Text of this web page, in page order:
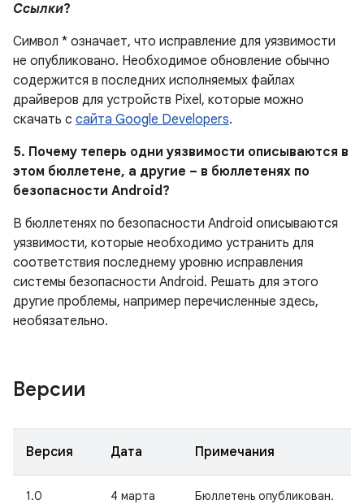
Ссылки?
Символ * означает, что исправление для уязвимости
не опубликовано. Необходимое обновление обычно
содержится в последних исполняемых файлах
драйверов для устройств Pixel, которые можно
скачать с сайта Google Developers.
5. Почему теперь одни уязвимости описываются в
этом бюллетене, а другие – в бюллетенях по
безопасности Android?
В бюллетенях по безопасности Android описываются
уязвимости, которые необходимо устранить для
соответствия последнему уровню исправления
системы безопасности Android. Решать для этого
другие проблемы, например перечисленные здесь,
необязательно.
Версии
Версия Дата Примечания
1.0
4 марта
Бюллетень опубликован.